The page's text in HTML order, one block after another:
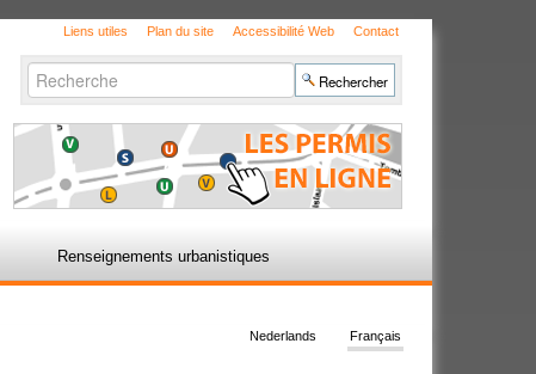
Liens utiles Plan du site Accessibilité Web Contact
Chercher par
avancée…
Renseignements urbanistiques
Français
Nederlands